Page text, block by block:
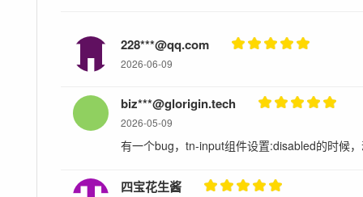
228***@qq.com
2026-06-09
biz***@glorigin.tech
2026-05-09
有一个bug，tn-input组件设置:disabled的时候
四宝花生酱